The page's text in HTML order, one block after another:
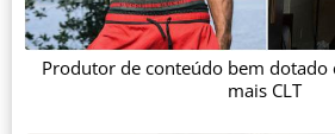
Produtor de conteúdo bem dotado
mais CLT